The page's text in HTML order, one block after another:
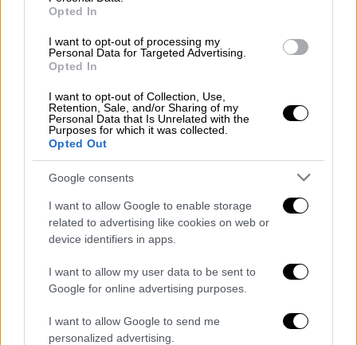
Opted In
I want to opt-out of processing my
Personal Data for Targeted Advertising.
Opted In
I want to opt-out of Collection, Use,
Retention, Sale, and/or Sharing of my
Personal Data that Is Unrelated with the
Purposes for which it was collected.
Opted Out
Google consents
I want to allow Google to enable storage
related to advertising like cookies on web or
device identifiers in apps.
I want to allow my user data to be sent to
Google for online advertising purposes.
I want to allow Google to send me
personalized advertising.
Κυλλήνη και θα ακολουθήσει μεγάλο πάρτι
στο Αργοστόλι στις 31 Αυγούστου
ΑΛΛΑ #TAGS
θάλασσα
παραλία
τραυματισμοί
κολύμβηση
ιστιοπλοΐα
Βύρων Κοκκαλάνης